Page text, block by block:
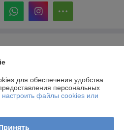
торговое унитарное
районный исполнительный
для обеспечения удобства
персональных
файлы cookies или